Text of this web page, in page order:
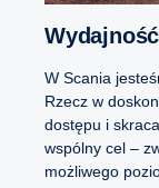
Wydajność
W Scania
Rzecz w
dostępu i
wspólny cel –
możliwego